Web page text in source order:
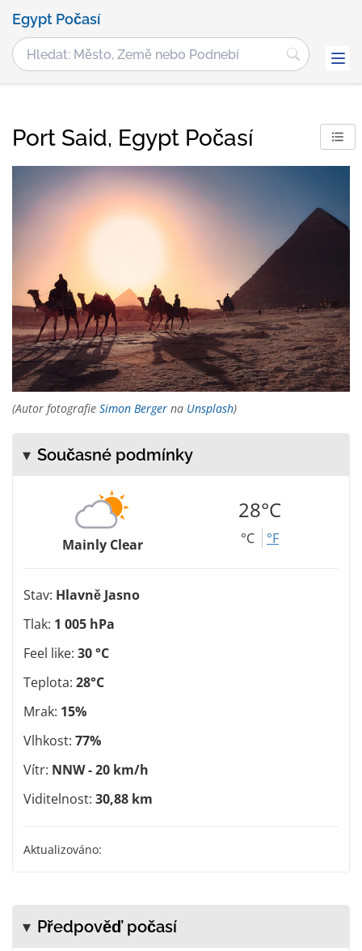
Egypt Počasí
Port Said, Egypt Počasí
(Autor fotografie Simon Berger na Unsplash)
Současné podmínky
Mainly Clear
28°C
°C °F
Stav: Hlavně Jasno
Tlak: 1 005 hPa
Feel like: 30 °C
Teplota: 28°C
Mrak: 15%
Vlhkost: 77%
Vítr: NNW - 20 km/h
Viditelnost: 30,88 km
Aktualizováno:
Předpověď počasí